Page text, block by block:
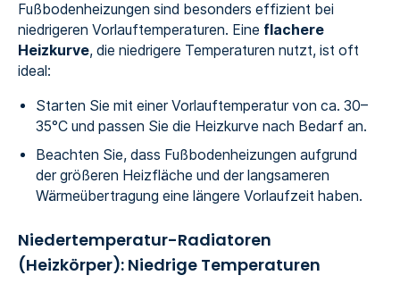
Fußbodenheizungen sind besonders effizient bei
niedrigeren Vorlauftemperaturen. Eine flachere
Heizkurve, die niedrigere Temperaturen nutzt, ist oft
ideal:
Starten Sie mit einer Vorlauftemperatur von ca. 30–
35°C und passen Sie die Heizkurve nach Bedarf an.
Beachten Sie, dass Fußbodenheizungen aufgrund
der größeren Heizfläche und der langsameren
Wärmeübertragung eine längere Vorlaufzeit haben.
Niedertemperatur-Radiatoren
(Heizkörper): Niedrige Temperaturen